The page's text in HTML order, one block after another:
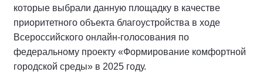
которые выбрали данную площадку в качестве
приоритетного объекта благоустройства в ходе
Всероссийского онлайн-голосования по
федеральному проекту «Формирование комфортной
городской среды» в 2025 году.